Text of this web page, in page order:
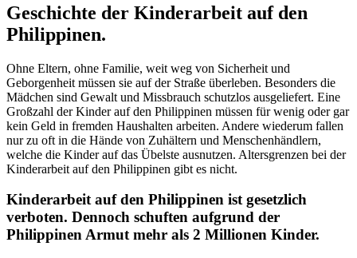
Geschichte der Kinderarbeit auf den
Philippinen.
Ohne Eltern, ohne Familie, weit weg von Sicherheit und
Geborgenheit müssen sie auf der Straße überleben. Besonders die
Mädchen sind Gewalt und Missbrauch schutzlos ausgeliefert. Eine
Großzahl der Kinder auf den Philippinen müssen für wenig oder gar
kein Geld in fremden Haushalten arbeiten. Andere wiederum fallen
nur zu oft in die Hände von Zuhältern und Menschenhändlern,
welche die Kinder auf das Übelste ausnutzen. Altersgrenzen bei der
Kinderarbeit auf den Philippinen gibt es nicht.
Kinderarbeit auf den Philippinen ist gesetzlich
verboten. Dennoch schuften aufgrund der
Philippinen Armut mehr als 2 Millionen Kinder.